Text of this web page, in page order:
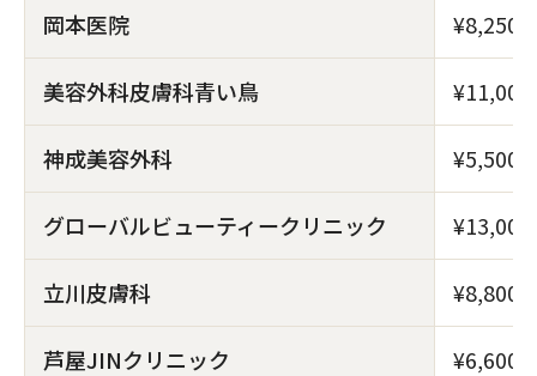
岡本医院 ¥8,250
美容外科皮膚科青い鳥 ¥11,000
神成美容外科 ¥5,500
グローバルビューティークリニック ¥13,000
立川皮膚科 ¥8,800
芦屋JINクリニック ¥6,600